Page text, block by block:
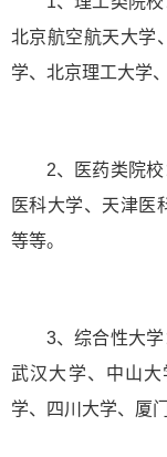
北京航空航天大学
学、北京理工大学
2、医药类院
医科大学、天津医
等等。
3、综合性大学
武汉大学、中山
学、四川大学、厦